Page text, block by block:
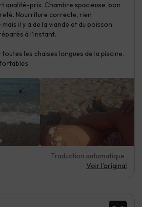
qualité-prix. Chambre spacieuse, bon
Nourriture correcte, rien
il y a de la viande et du poisson
à l'instant.
les chaises longues de la piscine.
Traduction automatique
Voir l'original